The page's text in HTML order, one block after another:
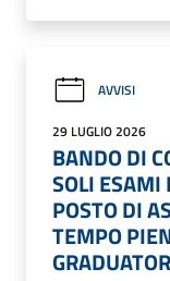
AVVISI
29 LUGLIO 2026
BANDO DI
SOLI ESAMI
POSTO DI
TEMPO